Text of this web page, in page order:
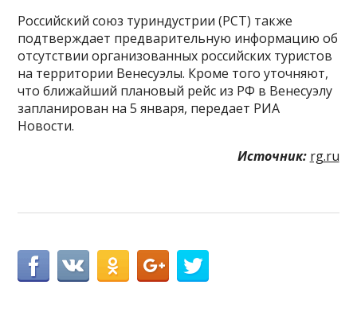
Российский союз туриндустрии (РСТ) также
подтверждает предварительную информацию об
отсутствии организованных российских туристов
на территории Венесуэлы. Кроме того уточняют,
что ближайший плановый рейс из РФ в Венесуэлу
запланирован на 5 января, передает РИА
Новости.
Источник: rg.ru